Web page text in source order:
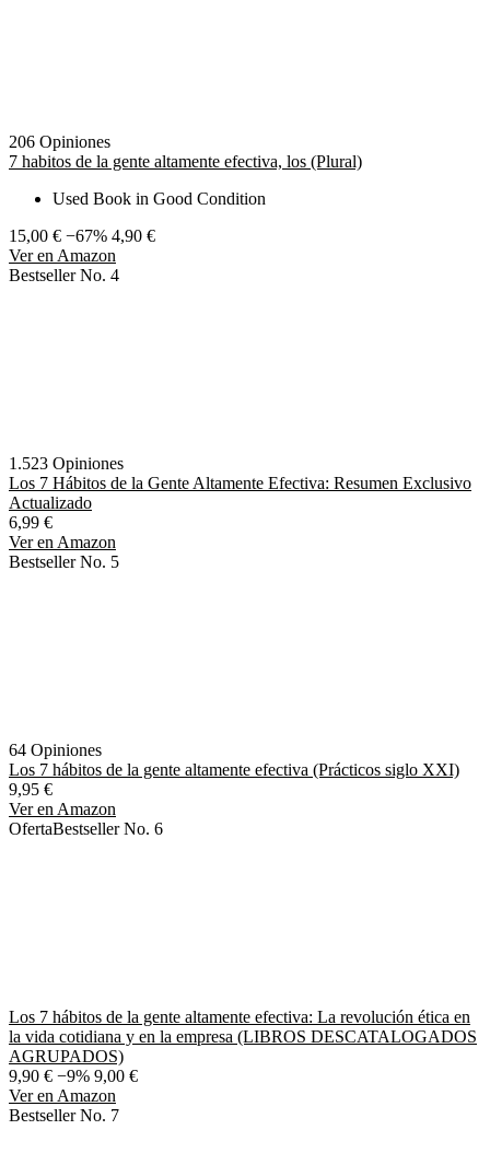
206 Opiniones
7 habitos de la gente altamente efectiva, los (Plural)
Used Book in Good Condition
15,00 € −67% 4,90 €
Ver en Amazon
Bestseller No. 4
1.523 Opiniones
Los 7 Hábitos de la Gente Altamente Efectiva: Resumen Exclusivo
Actualizado
6,99 €
Ver en Amazon
Bestseller No. 5
64 Opiniones
Los 7 hábitos de la gente altamente efectiva (Prácticos siglo XXI)
9,95 €
Ver en Amazon
OfertaBestseller No. 6
Los 7 hábitos de la gente altamente efectiva: La revolución ética en
la vida cotidiana y en la empresa (LIBROS DESCATALOGADOS
AGRUPADOS)
9,90 € −9% 9,00 €
Ver en Amazon
Bestseller No. 7